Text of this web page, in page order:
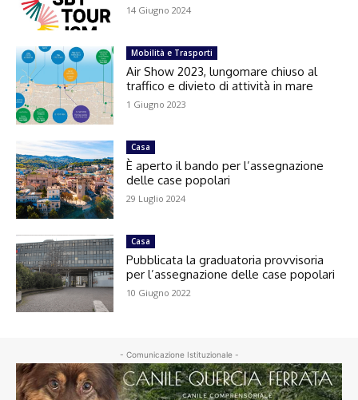
14 Giugno 2024
Mobilità e Trasporti
Air Show 2023, lungomare chiuso al
traffico e divieto di attività in mare
1 Giugno 2023
Casa
È aperto il bando per l’assegnazione
delle case popolari
29 Luglio 2024
Casa
Pubblicata la graduatoria provvisoria
per l’assegnazione delle case popolari
10 Giugno 2022
- Comunicazione Istituzionale -